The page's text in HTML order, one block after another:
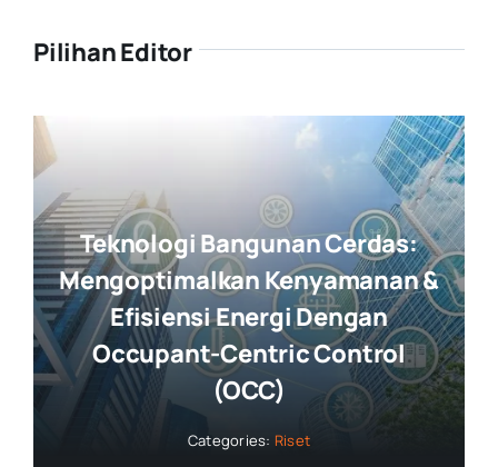
Pilihan Editor
Teknologi Bangunan Cerdas:
Mengoptimalkan Kenyamanan &
Efisiensi Energi Dengan
Occupant-Centric Control
(OCC)
Categories: Riset